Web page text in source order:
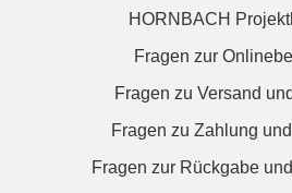
HORNBACH
Fragen zur
Fragen zu Versand
Fragen zu Zahlung
Fragen zur Rückgabe